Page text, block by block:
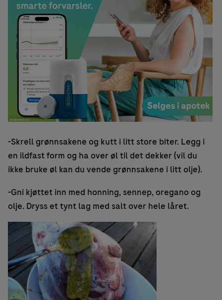
-Skrell grønnsakene og kutt i litt store biter. Legg i
en ildfast form og ha over øl til det dekker (vil du
ikke bruke øl kan du vende grønnsakene i litt olje).
-Gni kjøttet inn med honning, sennep, oregano og
olje. Dryss et tynt lag med salt over hele låret.